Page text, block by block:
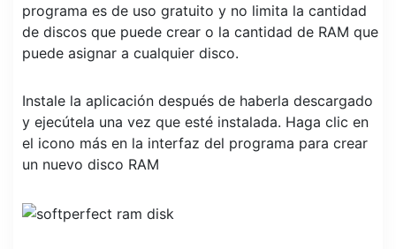
programa es de uso gratuito y no limita la cantidad
de discos que puede crear o la cantidad de RAM que
puede asignar a cualquier disco.
Instale la aplicación después de haberla descargado
y ejecútela una vez que esté instalada. Haga clic en
el icono más en la interfaz del programa para crear
un nuevo disco RAM